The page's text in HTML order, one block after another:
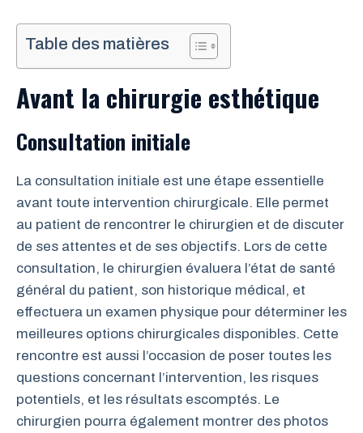
Table des matières
Avant la chirurgie esthétique
Consultation initiale
La consultation initiale est une étape essentielle
avant toute intervention chirurgicale. Elle permet
au patient de rencontrer le chirurgien et de discuter
de ses attentes et de ses objectifs. Lors de cette
consultation, le chirurgien évaluera l’état de santé
général du patient, son historique médical, et
effectuera un examen physique pour déterminer les
meilleures options chirurgicales disponibles. Cette
rencontre est aussi l’occasion de poser toutes les
questions concernant l’intervention, les risques
potentiels, et les résultats escomptés. Le
chirurgien pourra également montrer des photos